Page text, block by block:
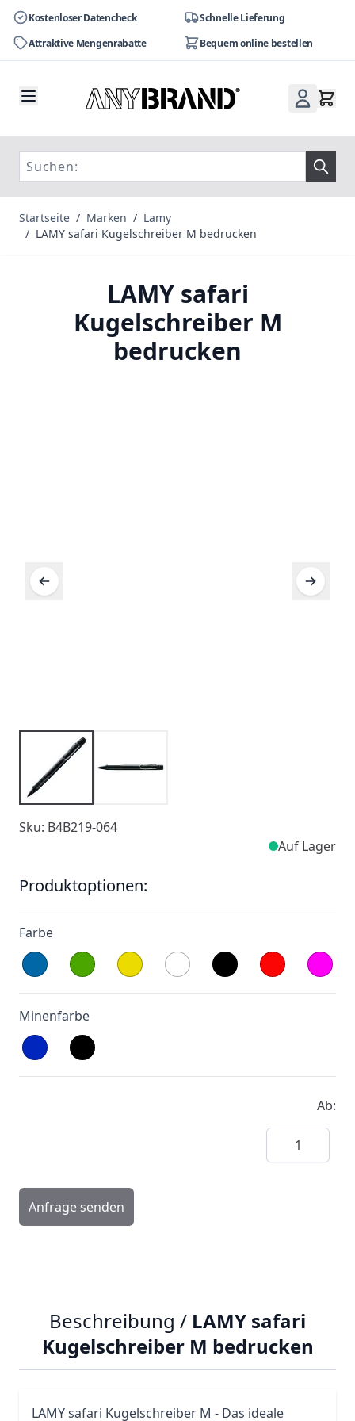
Kostenloser Datencheck
Schnelle Lieferung
Attraktive Mengenrabatte
Bequem online bestellen
Startseite / Marken / Lamy
/ LAMY safari Kugelschreiber M bedrucken
LAMY safari
Kugelschreiber M
bedrucken
Sku: B4B219-064
Auf Lager
Produktoptionen:
Farbe
Minenfarbe
Ab:
Menge
Anfrage senden
Beschreibung / LAMY safari
Kugelschreiber M bedrucken
LAMYsafari Kugelschreiber M - Das ideale